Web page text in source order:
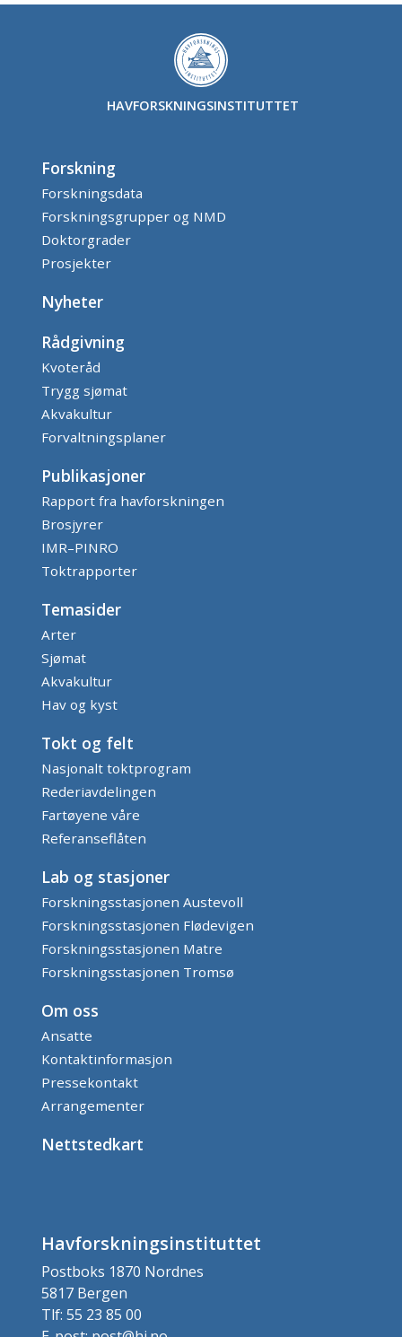
HAVFORSKNINGSINSTITUTTET
Forskning
Forskningsdata
Forskningsgrupper og NMD
Doktorgrader
Prosjekter
Nyheter
Rådgivning
Kvoteråd
Trygg sjømat
Akvakultur
Forvaltningsplaner
Publikasjoner
Rapport fra havforskningen
Brosjyrer
IMR–PINRO
Toktrapporter
Temasider
Arter
Sjømat
Akvakultur
Hav og kyst
Tokt og felt
Nasjonalt toktprogram
Rederiavdelingen
Fartøyene våre
Referanseflåten
Lab og stasjoner
Forskningsstasjonen Austevoll
Forskningsstasjonen Flødevigen
Forskningsstasjonen Matre
Forskningsstasjonen Tromsø
Om oss
Ansatte
Kontaktinformasjon
Pressekontakt
Arrangementer
Nettstedkart
Havforskningsinstituttet
Postboks 1870 Nordnes
5817 Bergen
Tlf: 55 23 85 00